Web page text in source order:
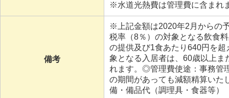
※水道光熱費は管理費に含まれ
備考
※上記金額は2020年2月からの
税率（8％）の対象となる飲食
の提供及び1食あたり640円を
象となる入居者は、60歳以上
れます。◎管理費使途：事務管
の期間があっても減額精算い
備・備品代（調理具・食器等）